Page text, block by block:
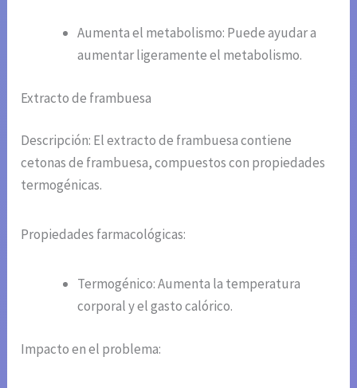
Aumenta el metabolismo: Puede ayudar a
aumentar ligeramente el metabolismo.
Extracto de frambuesa
Descripción: El extracto de frambuesa contiene
cetonas de frambuesa, compuestos con propiedades
termogénicas.
Propiedades farmacológicas:
Termogénico: Aumenta la temperatura
corporal y el gasto calórico.
Impacto en el problema: